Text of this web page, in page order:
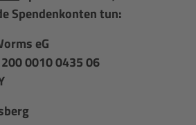
Spendenkonten tun:
eG
0010 0435 06